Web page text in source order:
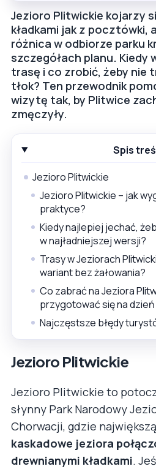
Jezioro Plitwickie kojarzy
kładkami jak z pocztówki,
różnica w odbiorze parku
szczegółach planu. Kiedy
trasę i co zrobić, żeby nie
tłok? Ten przewodnik
wizytę tak, by Plitwice
zmęczyły.
Spis
Jezioro Plitwickie
Jezioro Plitwickie – jak
praktyce?
Kiedy najlepiej jechać,
w najładniejszej wersji?
Trasy w Jeziorach
wariant bez żałowania?
Co zabrać na Jeziora
przygotować się na
Najczęstsze błędy
Jezioro Plitwickie
Jezioro Plitwickie to
słynny Park Narodowy
Chorwacji, gdzie
kaskadowe jeziora
drewnianymi kładkami.